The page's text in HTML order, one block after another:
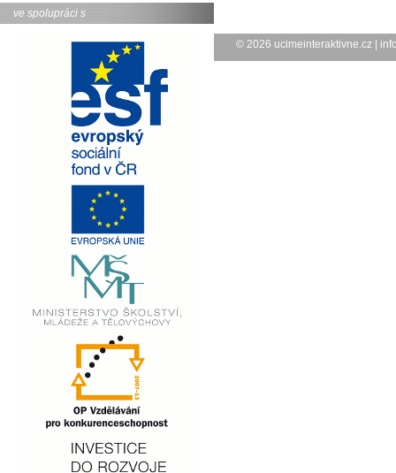
ve spolupráci s
© 2026 ucimeinteraktivne.cz